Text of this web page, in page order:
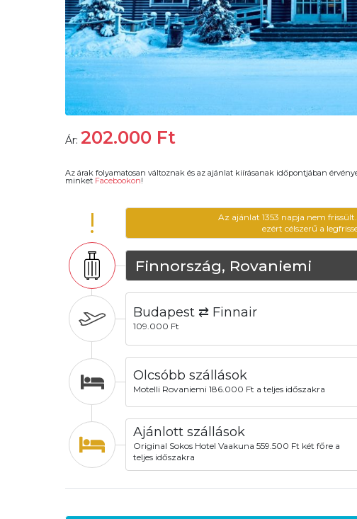
Ár: 202.000 Ft
Az árak folyamatosan változnak és az ajánlat kiírásanak időpontjában
minket Facebookon!
!
Az ajánlat 1353 napja nem
ezért célszerű a
Finnország, Rovaniemi
Budapest ⇄ Finnair
109.000 Ft
Olcsóbb szállások
Motelli Rovaniemi 186.000 Ft a teljes időszakra
Ajánlott szállások
Original Sokos Hotel Vaakuna 559.500 Ft két főre a
teljes időszakra